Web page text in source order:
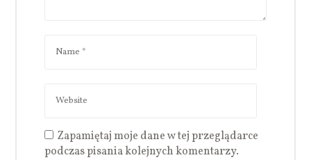
Zapamiętaj moje dane w tej przeglądarce
podczas pisania kolejnych komentarzy.